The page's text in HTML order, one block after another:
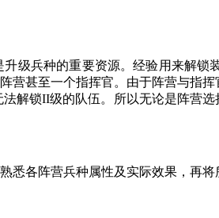
级兵种的重要资源。经验用来解
营甚至一个指挥官。由于阵营与指
解锁II级的队伍。所以无论是阵营
各阵营兵种属性及实际效果，再